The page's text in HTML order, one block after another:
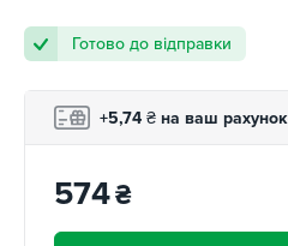
Готово до відправки
+5,74 ₴ на ваш рахунок
574₴